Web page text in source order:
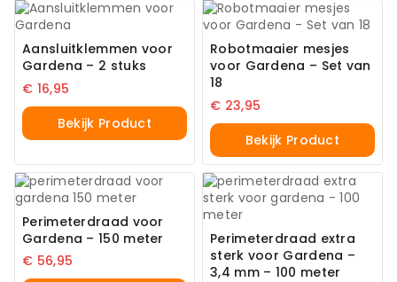
Aansluitklemmen voor
Gardena – 2 stuks
€ 16,95
Bekijk Product
Robotmaaier mesjes
voor Gardena – Set van
18
€ 23,95
Bekijk Product
Perimeterdraad voor
Gardena – 150 meter
€ 56,95
Perimeterdraad extra
sterk voor Gardena –
3,4 mm – 100 meter